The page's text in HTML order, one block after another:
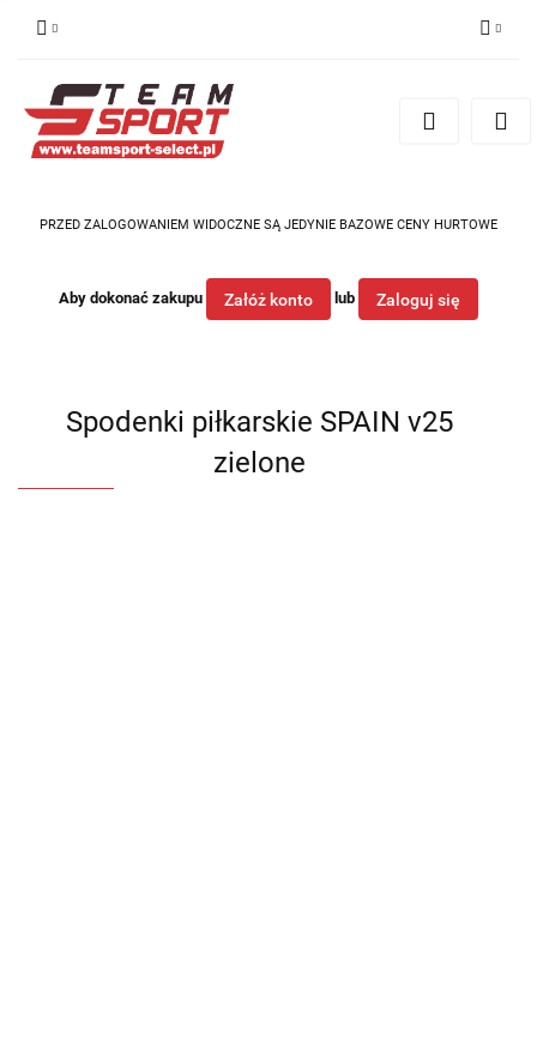
Zarejestruj się
PRZED ZALOGOWANIEM WIDOCZNE SĄ JEDYNIE BAZOWE CENY HURTOWE
Aby dokonać zakupu Załóż konto lub Zaloguj się
Spodenki piłkarskie SPAIN v25
zielone